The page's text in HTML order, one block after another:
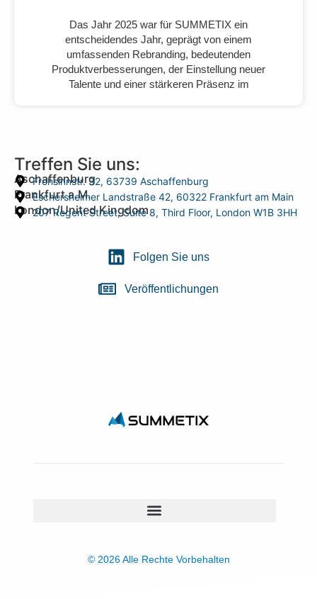
Das Jahr 2025 war für SUMMETIX ein
entscheidendes Jahr, geprägt von einem
umfassenden Rebranding, bedeutenden
Produktverbesserungen, der Einstellung neuer
Talente und einer stärkeren Präsenz im
Treffen Sie uns:
Aschaffenburg
Frohsinnstr. 32, 63739 Aschaffenburg
Frankfurt a.M.
Eschersheimer Landstraße 42, 60322 Frankfurt am Main
London/United Kingdom
207 Regent Street, Suite 8, Third Floor, London W1B 3HH
Folgen Sie uns
Veröffentlichungen
© 2026 Alle Rechte Vorbehalten